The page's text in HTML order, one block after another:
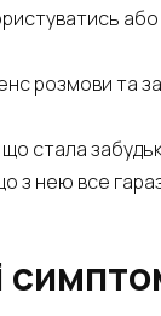
розмови та
стала
нею все